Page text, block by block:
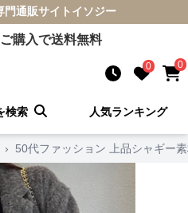
門通販サイト イソジー
購入で送料無料
0 0
検索 人気ランキング
› 50代ファッション 上品シャギー